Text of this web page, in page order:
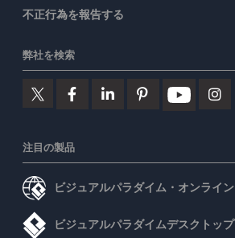
不正行為を報告する
弊社を検索
注目の製品
ビジュアルパラダイム・オンライン
ビジュアルパラダイムデスクトップ